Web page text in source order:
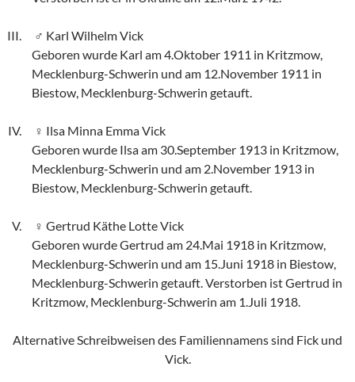
Karl Wilhelm Vick
Geboren wurde Karl am 4.Oktober 1911 in Kritzmow,
Mecklenburg-Schwerin und am 12.November 1911 in
Biestow, Mecklenburg-Schwerin getauft.
Ilsa Minna Emma Vick
Geboren wurde Ilsa am 30.September 1913 in Kritzmow,
Mecklenburg-Schwerin und am 2.November 1913 in
Biestow, Mecklenburg-Schwerin getauft.
Gertrud Käthe Lotte Vick
Geboren wurde Gertrud am 24.Mai 1918 in Kritzmow,
Mecklenburg-Schwerin und am 15.Juni 1918 in Biestow,
Mecklenburg-Schwerin getauft. Verstorben ist Gertrud in
Kritzmow, Mecklenburg-Schwerin am 1.Juli 1918.
Alternative Schreibweisen des Familiennamens sind Fick und
Vick.